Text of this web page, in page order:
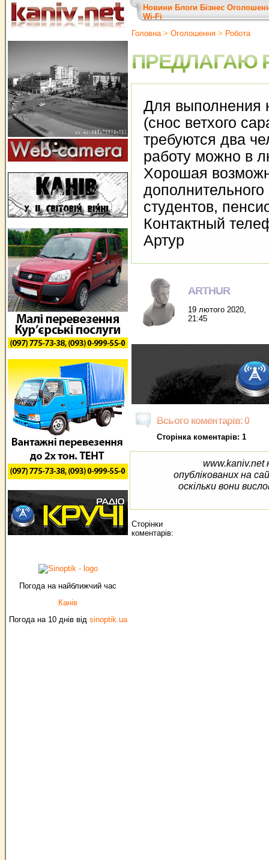
Погода на найближчий час
Канів
Погода на 10 днів від sinoptik.ua
Новини Блоги Бізнес
Wi-Fi
Головна> Оголошення > Робота
ПРЕДЛАГАЮ
Для выполнения
(снос ветхого
требуются два
работу можно в
Хорошая
студентов,
Контактный
Артур
ARTHUR
19 лютого 2020,
21:45
Всього коментарів: 0
Сторінка коментарів: 1
www.kaniv.net
опублікованих на
оскільки вони
Сторінки
коментарів: